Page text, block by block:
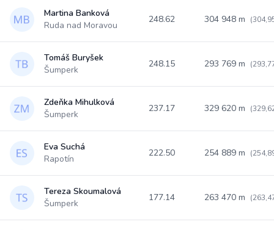
Martina Banková
Ruda nad Moravou
248.62 304 948 m
Tomáš Buryšek
Šumperk
248.15 293 769 m
Zdeňka Mihulková
Šumperk
237.17 329 620 m
Eva Suchá
Rapotín
222.50 254 889 m
Tereza Skoumalová
Šumperk
177.14 263 470 m